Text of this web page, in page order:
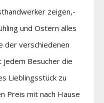
zeigen,­
und Ostern alles
der verschiedenen
jedem Besucher die
Lieblingsstück zu
Preis mit nach Hause